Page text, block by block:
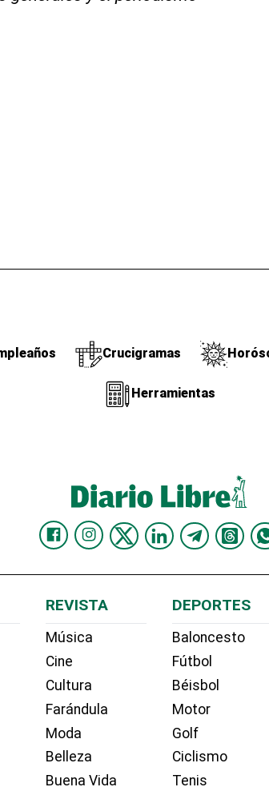
Crucigramas
Herramientas
REVISTA
Música
Cine
Cultura
Farándula
Moda
Belleza
Buena Vida
DEPORTES
Baloncesto
Fútbol
Béisbol
Motor
Golf
Ciclismo
Tenis